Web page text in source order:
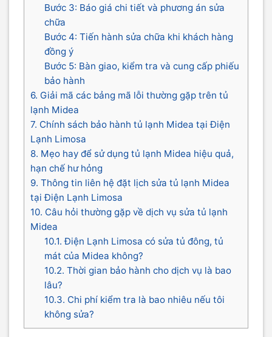
Bước 3: Báo giá chi tiết và phương án sửa
chữa
Bước 4: Tiến hành sửa chữa khi khách hàng
đồng ý
Bước 5: Bàn giao, kiểm tra và cung cấp phiếu
bảo hành
6. Giải mã các bảng mã lỗi thường gặp trên tủ
lạnh Midea
7. Chính sách bảo hành tủ lạnh Midea tại Điện
Lạnh Limosa
8. Mẹo hay để sử dụng tủ lạnh Midea hiệu quả,
hạn chế hư hỏng
9. Thông tin liên hệ đặt lịch sửa tủ lạnh Midea
tại Điện Lạnh Limosa
10. Câu hỏi thường gặp về dịch vụ sửa tủ lạnh
Midea
10.1. Điện Lạnh Limosa có sửa tủ đông, tủ
mát của Midea không?
10.2. Thời gian bảo hành cho dịch vụ là bao
lâu?
10.3. Chi phí kiểm tra là bao nhiêu nếu tôi
không sửa?